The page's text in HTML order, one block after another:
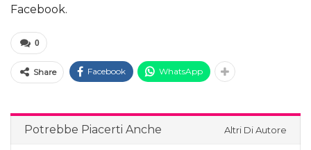
Facebook.
0
Share Facebook WhatsApp
Potrebbe Piacerti Anche Altri Di Autore